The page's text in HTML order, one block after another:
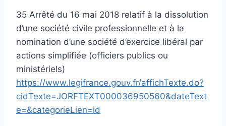
35 Arrêté du 16 mai 2018 relatif à la dissolution
d’une société civile professionnelle et à la
nomination d’une société d’exercice libéral par
actions simplifiée (officiers publics ou
ministériels)
https://www.legifrance.gouv.fr/affichTexte.do?
cidTexte=JORFTEXT000036950560&dateText
e=&categorieLien=id